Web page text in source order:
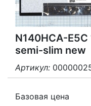
N140HCA-
semi-slim new
Артикул:
Базовая цена